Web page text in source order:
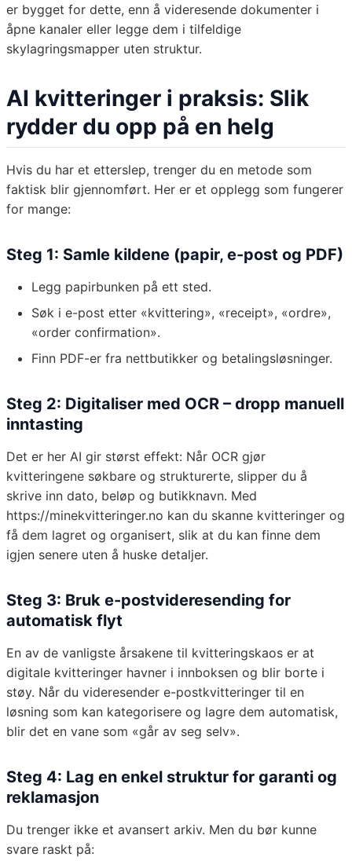
er bygget for dette, enn å videresende dokumenter i
åpne kanaler eller legge dem i tilfeldige
skylagringsmapper uten struktur.
AI kvitteringer i praksis: Slik
rydder du opp på en helg
Hvis du har et etterslep, trenger du en metode som
faktisk blir gjennomført. Her er et opplegg som fungerer
for mange:
Steg 1: Samle kildene (papir, e-post og PDF)
Legg papirbunken på ett sted.
Søk i e-post etter «kvittering», «receipt», «ordre»,
«order confirmation».
Finn PDF-er fra nettbutikker og betalingsløsninger.
Steg 2: Digitaliser med OCR – dropp manuell
inntasting
Det er her AI gir størst effekt: Når OCR gjør
kvitteringene søkbare og strukturerte, slipper du å
skrive inn dato, beløp og butikknavn. Med
https://minekvitteringer.no kan du skanne kvitteringer og
få dem lagret og organisert, slik at du kan finne dem
igjen senere uten å huske detaljer.
Steg 3: Bruk e-postvideresending for
automatisk flyt
En av de vanligste årsakene til kvitteringskaos er at
digitale kvitteringer havner i innboksen og blir borte i
støy. Når du videresender e-postkvitteringer til en
løsning som kan kategorisere og lagre dem automatisk,
blir det en vane som «går av seg selv».
Steg 4: Lag en enkel struktur for garanti og
reklamasjon
Du trenger ikke et avansert arkiv. Men du bør kunne
svare raskt på: